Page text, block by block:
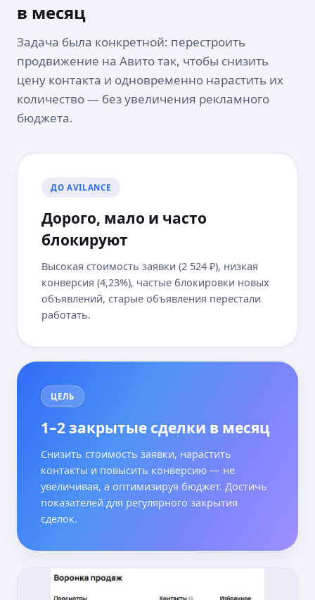
в месяц
Задача была конкретной: перестроить
продвижение на Авито так, чтобы снизить
цену контакта и одновременно нарастить их
количество — без увеличения рекламного
бюджета.
ДО AVILANCE
Дорого, мало и часто
блокируют
Высокая стоимость заявки (2 524 ₽), низкая
конверсия (4,23%), частые блокировки новых
объявлений, старые объявления перестали
работать.
ЦЕЛЬ
1–2 закрытые сделки в месяц
Снизить стоимость заявки, нарастить
контакты и повысить конверсию — не
увеличивая, а оптимизируя бюджет. Достичь
показателей для регулярного закрытия
сделок.